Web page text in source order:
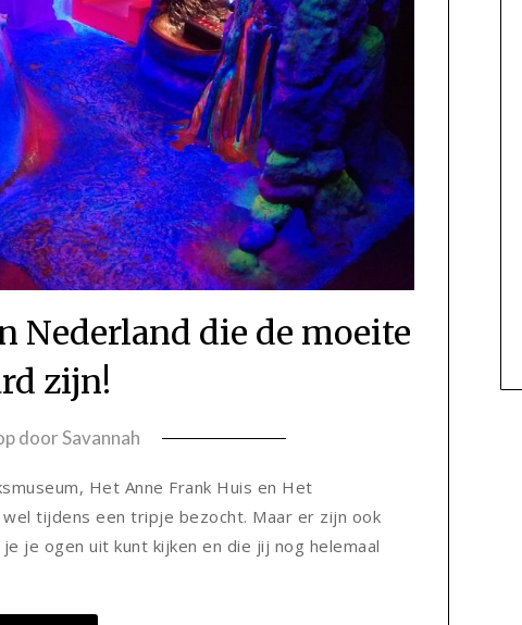
Nederland die de moeite
zijn!
doorSavannah
Het Anne Frank Huis en Het
tijdens een tripje bezocht. Maar er zijn ook
je ogen uit kunt kijken en die jij nog helemaal